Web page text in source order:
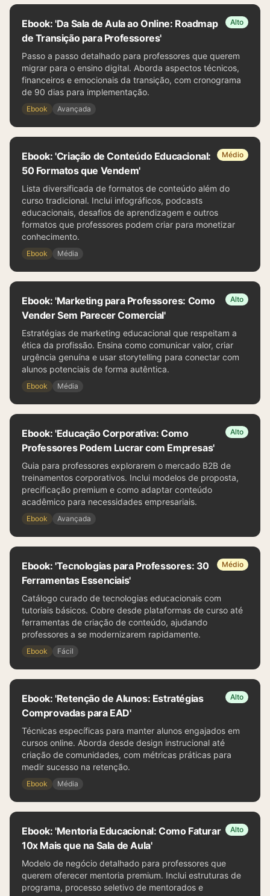
Ebook: 'Da Sala de Aula ao Online: Roadmap
de Transição para Professores'
Alto
Passo a passo detalhado para professores que querem
migrar para o ensino digital. Aborda aspectos técnicos,
financeiros e emocionais da transição, com cronograma
de 90 dias para implementação.
Ebook Avançada
Ebook: 'Criação de Conteúdo Educacional:
50 Formatos que Vendem'
Médio
Lista diversificada de formatos de conteúdo além do
curso tradicional. Inclui infográficos, podcasts
educacionais, desafios de aprendizagem e outros
formatos que professores podem criar para monetizar
conhecimento.
Ebook Média
Ebook: 'Marketing para Professores: Como
Vender Sem Parecer Comercial'
Alto
Estratégias de marketing educacional que respeitam a
ética da profissão. Ensina como comunicar valor, criar
urgência genuína e usar storytelling para conectar com
alunos potenciais de forma autêntica.
Ebook Média
Ebook: 'Educação Corporativa: Como
Professores Podem Lucrar com Empresas'
Alto
Guia para professores explorarem o mercado B2B de
treinamentos corporativos. Inclui modelos de proposta,
precificação premium e como adaptar conteúdo
acadêmico para necessidades empresariais.
Ebook Avançada
Ebook: 'Tecnologias para Professores: 30
Ferramentas Essenciais'
Médio
Catálogo curado de tecnologias educacionais com
tutoriais básicos. Cobre desde plataformas de curso até
ferramentas de criação de conteúdo, ajudando
professores a se modernizarem rapidamente.
Ebook Fácil
Ebook: 'Retenção de Alunos: Estratégias
Comprovadas para EAD'
Alto
Técnicas específicas para manter alunos engajados em
cursos online. Aborda desde design instrucional até
criação de comunidades, com métricas práticas para
medir sucesso na retenção.
Ebook Média
Ebook: 'Mentoria Educacional: Como Faturar
10x Mais que na Sala de Aula'
Alto
Modelo de negócio detalhado para professores que
querem oferecer mentoria premium. Inclui estruturas de
programa, processo seletivo de mentorados e